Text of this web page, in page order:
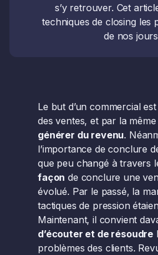
s’y retrouver. Cet
techniques de closing les
de nos
Le but d’un commercial
des ventes, et par la
générer du revenu.
l’importance de conclure
que peu changé à travers
façon de conclure une
évolué. Par le passé, la
tactiques de pression
Maintenant, il convient
d’écouter et de résoudre
problèmes des clients.